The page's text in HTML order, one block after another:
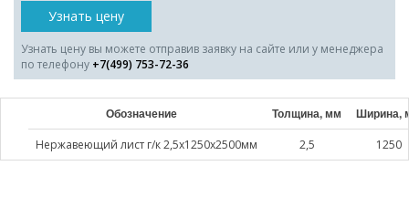
Узнать цену
Узнать цену вы можете отправив заявку на сайте или у менеджера
по телефону +7(499) 753-72-36
Обозначение Толщина, мм Ширина,
Нержавеющий лист г/к 2,5х1250х2500мм 2,5 1250